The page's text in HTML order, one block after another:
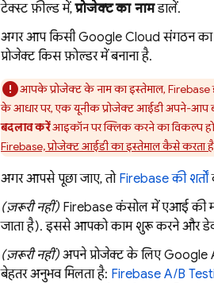
टेक्स्ट फ़ील्ड में,प्रोजेक्ट का नामडालें.
अगर आप किसीGoogle Cloud संगठन का
प्रोजेक्ट किस फ़ोल्डर में बनाना है.
आपके प्रोजेक्ट के नाम का इस्तेमाल, Firebase
के आधार पर, एक यूनीक प्रोजेक्ट आईडी अपने-आप
बदलाव करेंआइकॉन पर क्लिक करने का विकल्प
Firebase, प्रोजेक्ट आईडी का इस्तेमाल कैसे करता
अगर आपसे पूछा जाए, तो Firebase की शर्तों
(ज़रूरी नहीं) Firebaseकंसोल में एआई की
जाता है). इससे आपको काम शुरू करने और
(ज़रूरी नहीं) अपने प्रोजेक्ट के लिएGoogle
बेहतर अनुभव मिलता है: Firebase A/B